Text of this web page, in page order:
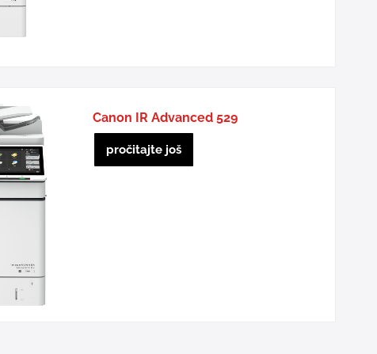
Canon IR Advanced 529
pročitajte još